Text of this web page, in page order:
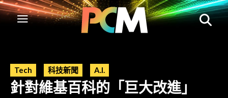
Tech 科技新聞 A.I.
針對維基百科的「巨大改進」